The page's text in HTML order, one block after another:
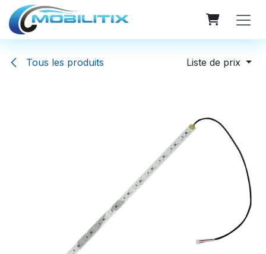
Se rendre au contenu
Tous les produits Liste de prix